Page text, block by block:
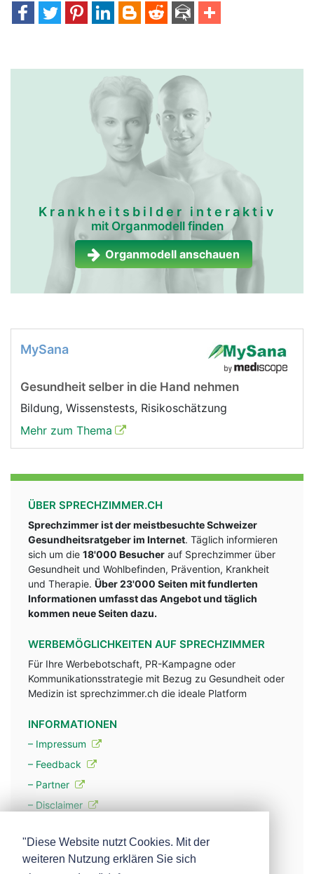
Krankheitsbilder interaktiv
mit Organmodell finden
Organmodell anschauen
MySana
Gesundheit selber in die Hand nehmen
Bildung, Wissenstests, Risikoschätzung
Mehr zum Thema
ÜBER SPRECHZIMMER.CH
Sprechzimmer ist der meistbesuchte Schweizer
Gesundheitsratgeber im Internet. Täglich informieren
sich um die 18'000 Besucher auf Sprechzimmer über
Gesundheit und Wohlbefinden, Prävention, Krankheit
und Therapie. Über 23'000 Seiten mit fundlerten
Informationen umfasst das Angebot und täglich
kommen neue Seiten dazu.
WERBEMÖGLICHKEITEN AUF SPRECHZIMMER
Für Ihre Werbebotschaft, PR-Kampagne oder
Kommunikationsstrategie mit Bezug zu Gesundheit oder
Medizin ist sprechzimmer.ch die ideale Platform
INFORMATIONEN
– Impressum
– Feedback
– Partner
– Disclaimer
– Werbung
"Diese Website nutzt Cookies. Mit der
weiteren Nutzung erklären Sie sich